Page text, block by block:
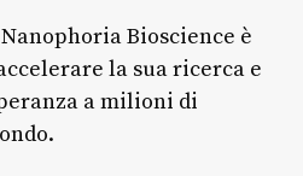
Bioscience è
la sua ricerca e
a milioni di